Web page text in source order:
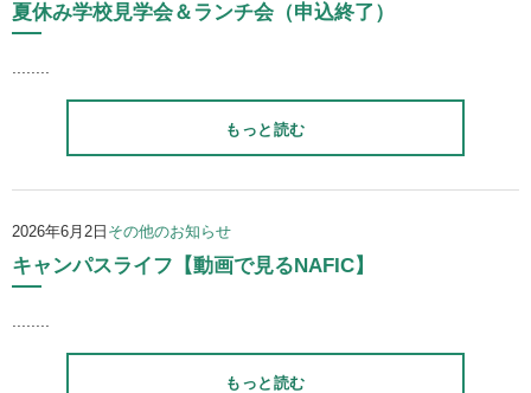
夏休み学校見学会＆ランチ会（申込終了）
もっと読む
2026年6月2日 その他のお知らせ
キャンパスライフ【動画で見るNAFIC】
もっと読む